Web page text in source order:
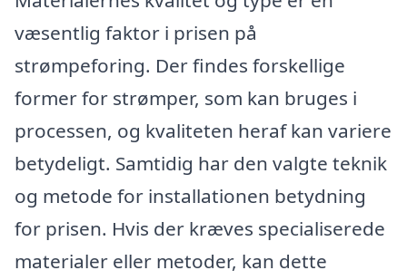
væsentlig faktor i prisen på
strømpeforing. Der findes forskellige
former for strømper, som kan bruges i
processen, og kvaliteten heraf kan variere
betydeligt. Samtidig har den valgte teknik
og metode for installationen betydning
for prisen. Hvis der kræves specialiserede
materialer eller metoder, kan dette